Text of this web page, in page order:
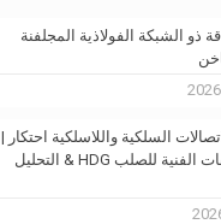
ذو الشبكة الفولاذية المجلفنة
السلكية واللاسلكية احتكار |
25م المواصفات الفنية للصلب HDG & التحليل